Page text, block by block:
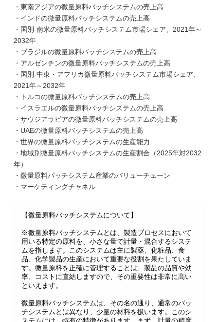
・東南アジアの微量原料バッチシステムの売上高
・インドの微量原料バッチシステムの売上高
・国別-南米の微量原料バッチシステム市場シェア、2021年～
2032年
・ブラジルの微量原料バッチシステムの売上高
・アルゼンチンの微量原料バッチシステムの売上高
・国別-中東・アフリカ微量原料バッチシステム市場シェア、
2021年～2032年
・トルコの微量原料バッチシステムの売上高
・イスラエルの微量原料バッチシステムの売上高
・サウジアラビアの微量原料バッチシステムの売上高
・UAEの微量原料バッチシステムの売上高
・世界の微量原料バッチシステムの生産能力
・地域別微量原料バッチシステムの生産割合（2025年対2032
年）
・微量原料バッチシステム産業のバリューチェーン
・マーケティングチャネル
【微量原料バッチシステムについて】
※微量原料バッチシステムとは、製造プロセスにおいて
用いる特定の原料を、小さな量で計量・混合するシステ
ムを指します。このシステムは主に製薬、化粧品、食
品、化学製品の生産において重要な役割を果たしていま
す。微量原料を正確に管理することは、製品の品質や効
率、コストに直結しますので、その重要性は非常に高い
といえます。
微量原料バッチシステムは、その名の通り、通常のバッ
チシステムとは異なり、少量の材料を扱います。このシ